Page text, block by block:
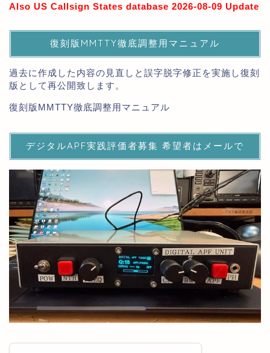
Also US Callsign States database 2026-08-09 Update
復刻版MMTTY徹底調整用マニュアル
過去に作成した内容の見直しと誤字脱字修正を実施し復刻
版として再公開致します。
復刻版MMTTY徹底調整用マニュアル
デジタルAPF実践評価者募集 希望者はメールで